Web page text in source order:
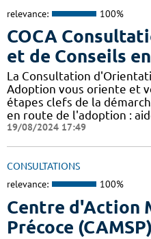
relevance: 100%
COCA
et de Conseils
La Consultation
Adoption vous oriente et
étapes clefs de la
en route de l'adoption :
19/08/2024 17:49
CONSULTATIONS
relevance: 100%
Centre d'Action
Précoce (CAMSP)